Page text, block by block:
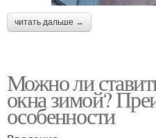
читать дальше →
Можно ли
окна зимой?
особенности